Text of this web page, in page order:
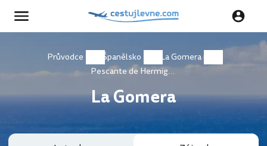
Průvodce Španělsko
La Gomera
Pescante de Hermigua
La Gomera